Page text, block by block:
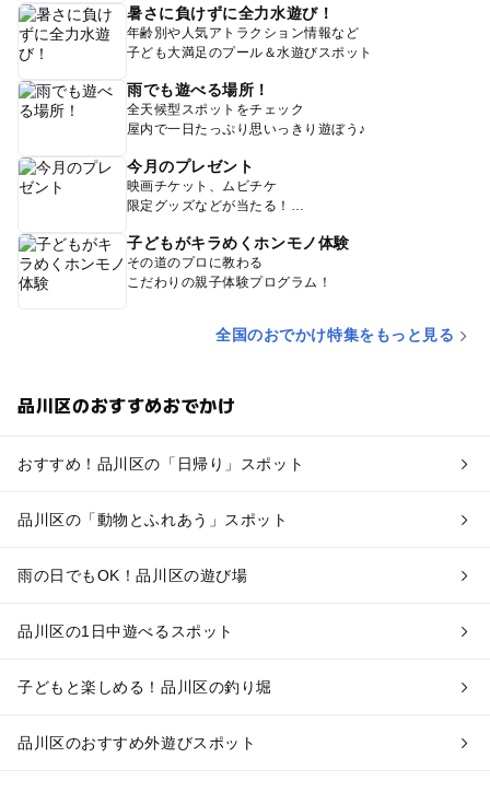
暑さに負けずに全力水遊び！
年齢別や人気アトラクション情報など
子ども大満足のプール＆水遊びスポット
雨でも遊べる場所！
全天候型スポットをチェック
屋内で一日たっぷり思いっきり遊ぼう♪
今月のプレゼント
映画チケット、ムビチケ
限定グッズなどが当たる！
子どもがキラめくホンモノ体験
その道のプロに教わる
こだわりの親子体験プログラム！
全国のおでかけ特集をもっと見る
品川区のおすすめおでかけ
おすすめ！品川区の「日帰り」スポット
品川区の「動物とふれあう」スポット
雨の日でもOK！品川区の遊び場
品川区の1日中遊べるスポット
子どもと楽しめる！品川区の釣り堀
品川区のおすすめ外遊びスポット